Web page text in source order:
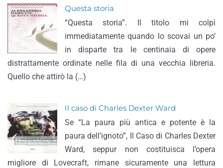
Questa storia
“Questa storia”. Il titolo mi colpì
immediatamente quando lo scovai un po’
in disparte tra le centinaia di opere
distrattamente ordinate nelle fila di una vecchia libreria.
Quello che attirò la (…)
Il caso di Charles Dexter Ward
Se “La paura più antica e potente è la
paura dell’ignoto”, Il Caso di Charles Dexter
Ward, seppur non costituisca l’opera
migliore di Lovecraft, rimane sicuramente una lettura